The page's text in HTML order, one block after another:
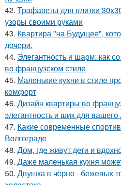
42. Трафареты для плитки
узоры своими руками
43. Квартира "на Будущее",
дочери.
44. Элегантность и шарм: как
во французском стиле
45. Маленькие кухни в стиле
комфорт
46. Дизайн квартиры во
элегантность и шик для
47. Какие современные
Волгограде
48. Дом, где живут дети и
49. Даже маленькая кухня
50. Двушка в чёрно - бежевых